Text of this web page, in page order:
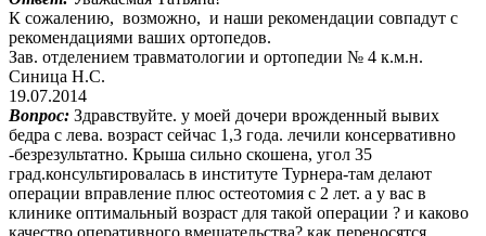
К сожалению, возможно, и наши рекомендации совпадут с
рекомендациями ваших ортопедов.
Зав. отделением травматологии и ортопедии № 4 к.м.н.
Синица Н.С.
19.07.2014
Вопрос: Здравствуйте. у моей дочери врожденный вывих
бедра с лева. возраст сейчас 1,3 года. лечили консервативно
-безрезультатно. Крыша сильно скошена, угол 35
град.консультировалась в институте Турнера-там делают
операции вправление плюс остеотомия с 2 лет. а у вас в
клинике оптимальный возраст для такой операции ? и каково